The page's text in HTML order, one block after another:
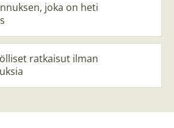
joka on heti
ratkaisut ilman